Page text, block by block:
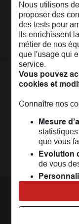
L'Entreprise
MAIF Recrute
Espace presse
MAIF MAG
MAIF Evénements
MAIF Social Club
MAIF Impact
Camif
Pages les plus
Assurance auto
Assurance moto
Crédit auto
Assurance
Assurance
Assurance vie
Plan d'épargne
Avis MAIF (Avis
Nos conseils
FAQ
Conseils de
Solutions
Sociétaires à
Achat immobilier
Nos partenaires
La
Un espace
partager,
Rejoindre la
Nous
Nous utilisons
proposer des
des tests pour
Ils enrichissent
métier de nos
que l'usage qui
service.
Vous pouvez
cookies et
Connaître nos
Mesure
que vous
Evolution
de vous
et
Univers